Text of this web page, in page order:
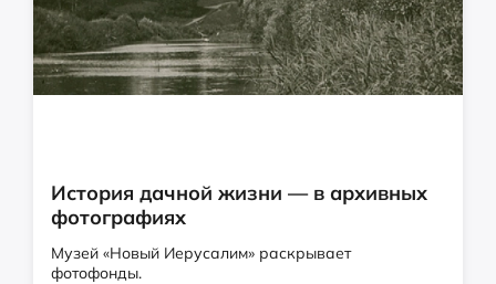
История дачной жизни — в архивных
фотографиях
Музей «Новый Иерусалим» раскрывает
фотофонды.